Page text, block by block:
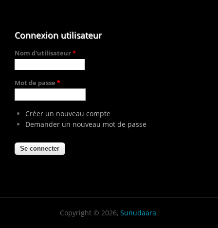
Connexion utilisateur
Nom d'utilisateur*
Mot de passe *
Créer un nouveau compte
Demander un nouveau mot de passe
Copyright © 2026, Sunudaara.